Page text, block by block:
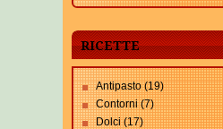
RICETTE
Antipasto (19)
Contorni (7)
Dolci (17)